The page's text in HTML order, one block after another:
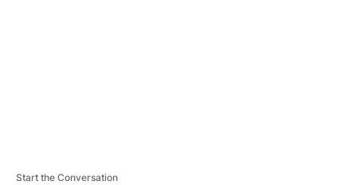
Start the Conversation